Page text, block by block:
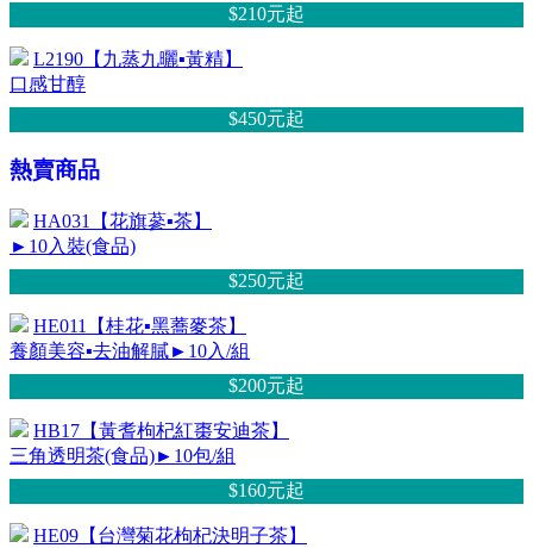
$210元起
L2190【九蒸九曬▪黃精】
口感甘醇
$450元起
熱賣商品
HA031【花旗蔘▪茶】
►10入裝(食品)
$250元起
HE011【桂花▪黑蕎麥茶】
養顏美容▪去油解膩►10入/組
$200元起
HB17【黃耆枸杞紅棗安迪茶】
三角透明茶(食品)►10包/組
$160元起
HE09【台灣菊花枸杞決明子茶】